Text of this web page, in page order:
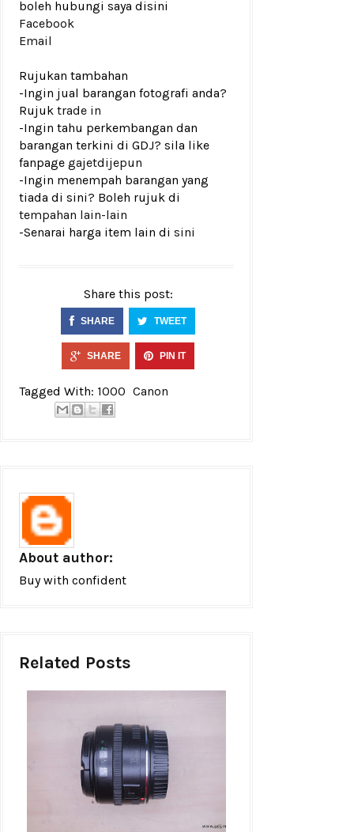
boleh hubungi saya disini
Facebook
Email
Rujukan tambahan
-Ingin jual barangan fotografi anda?
Rujuk trade in
-Ingin tahu perkembangan dan
barangan terkini di GDJ? sila like
fanpage gajetdijepun
-Ingin menempah barangan yang
tiada di sini? Boleh rujuk di
tempahan lain-lain
-Senarai harga item lain di sini
Share this post:
SHARE TWEET
SHARE PIN IT
Tagged With: 1000 Canon
About author:
Buy with confident
Related Posts